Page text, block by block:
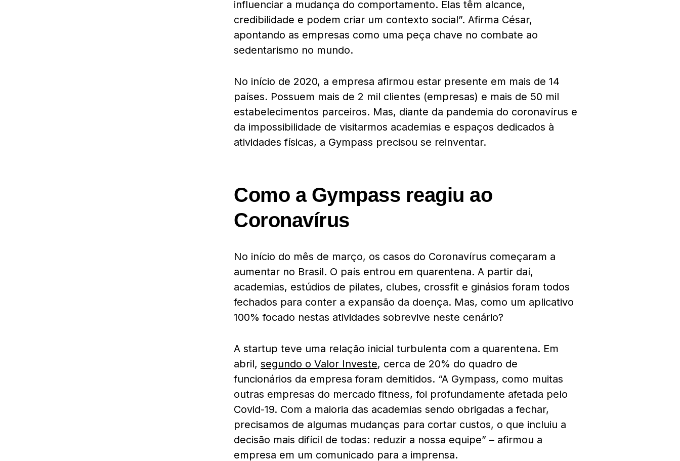
influenciar a mudança do comportamento. Elas têm alcance,
credibilidade e podem criar um contexto social”. Afirma César,
apontando as empresas como uma peça chave no combate ao
sedentarismo no mundo.
No início de 2020, a empresa afirmou estar presente em mais de 14
países. Possuem mais de 2 mil clientes (empresas) e mais de 50 mil
estabelecimentos parceiros. Mas, diante da pandemia do coronavírus e
da impossibilidade de visitarmos academias e espaços dedicados à
atividades físicas, a Gympass precisou se reinventar.
Como a Gympass reagiu ao
Coronavírus
No início do mês de março, os casos do Coronavírus começaram a
aumentar no Brasil. O país entrou em quarentena. A partir daí,
academias, estúdios de pilates, clubes, crossfit e ginásios foram todos
fechados para conter a expansão da doença. Mas, como um aplicativo
100% focado nestas atividades sobrevive neste cenário?
A startup teve uma relação inicial turbulenta com a quarentena. Em
abril, segundo o Valor Investe, cerca de 20% do quadro de
funcionários da empresa foram demitidos. “A Gympass, como muitas
outras empresas do mercado fitness, foi profundamente afetada pelo
Covid-19. Com a maioria das academias sendo obrigadas a fechar,
precisamos de algumas mudanças para cortar custos, o que incluiu a
decisão mais difícil de todas: reduzir a nossa equipe” – afirmou a
empresa em um comunicado para a imprensa.